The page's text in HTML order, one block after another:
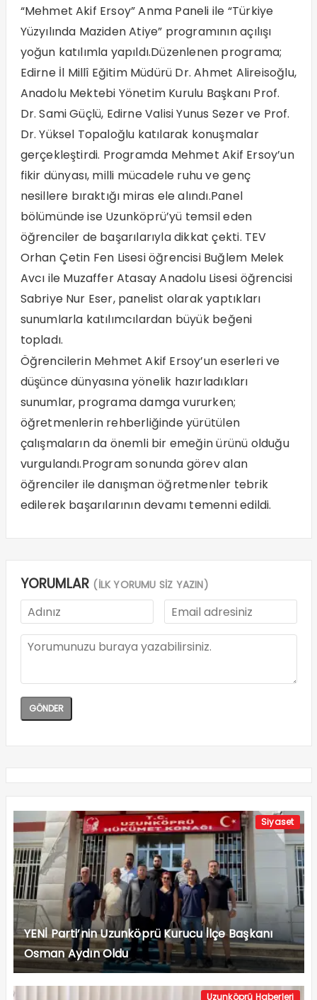
“Mehmet Akif Ersoy” Anma Paneli ile “Türkiye
Yüzyılında Maziden Atiye” programının açılışı
yoğun katılımla yapıldı.Düzenlenen programa;
Edirne İl Millî Eğitim Müdürü Dr. Ahmet Alireisoğlu,
Anadolu Mektebi Yönetim Kurulu Başkanı Prof.
Dr. Sami Güçlü, Edirne Valisi Yunus Sezer ve Prof.
Dr. Yüksel Topaloğlu katılarak konuşmalar
gerçekleştirdi. Programda Mehmet Akif Ersoy’un
fikir dünyası, milli mücadele ruhu ve genç
nesillere bıraktığı miras ele alındı.Panel
bölümünde ise Uzunköprü’yü temsil eden
öğrenciler de başarılarıyla dikkat çekti. TEV
Orhan Çetin Fen Lisesi öğrencisi Buğlem Melek
Avcı ile Muzaffer Atasay Anadolu Lisesi öğrencisi
Sabriye Nur Eser, panelist olarak yaptıkları
sunumlarla katılımcılardan büyük beğeni
topladı.
Öğrencilerin Mehmet Akif Ersoy’un eserleri ve
düşünce dünyasına yönelik hazırladıkları
sunumlar, programa damga vururken;
öğretmenlerin rehberliğinde yürütülen
çalışmaların da önemli bir emeğin ürünü olduğu
vurgulandı.Program sonunda görev alan
öğrenciler ile danışman öğretmenler tebrik
edilerek başarılarının devamı temenni edildi.
YORUMLAR (İLK YORUMU SİZ YAZIN)
Siyaset
YENİ Parti’nin Uzunköprü Kurucu İlçe Başkanı
Osman Aydın Oldu
Uzunköprü Haberleri